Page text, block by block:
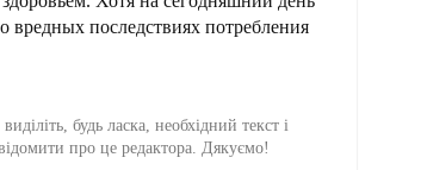
вредных последствиях потребления
будь ласка, необхідний текст і
про це редактора. Дякуємо!